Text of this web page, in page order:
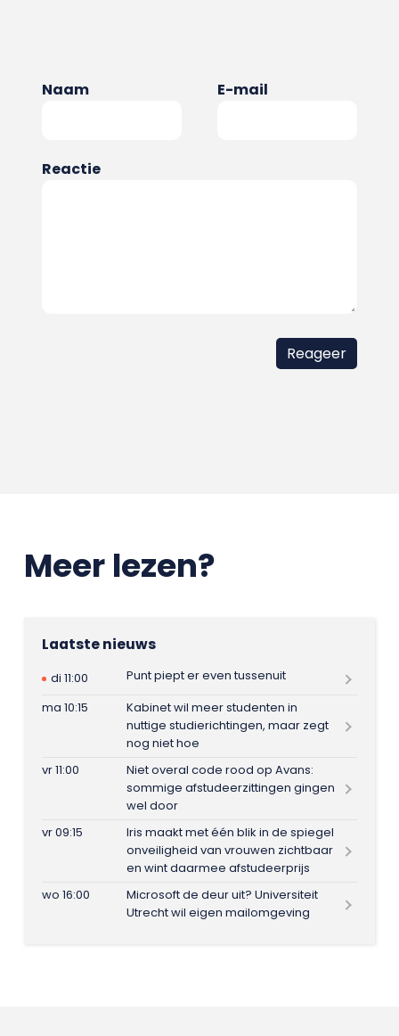
Naam E-mail
Reactie
Meer lezen?
Laatste nieuws
di 11:00
Punt piept er even tussenuit
ma 10:15
Kabinet wil meer studenten in
nuttige studierichtingen, maar zegt
nog niet hoe
vr 11:00
Niet overal code rood op Avans:
sommige afstudeerzittingen gingen
wel door
vr 09:15
Iris maakt met één blik in de spiegel
onveiligheid van vrouwen zichtbaar
en wint daarmee afstudeerprijs
wo 16:00
Microsoft de deur uit? Universiteit
Utrecht wil eigen mailomgeving